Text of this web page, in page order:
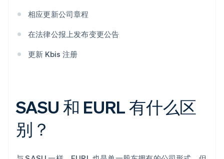
相应更新公司章程
在法律公报上发布变更公告
更新 Kbis 注册
SASU 和 EURL 有什么区
别？